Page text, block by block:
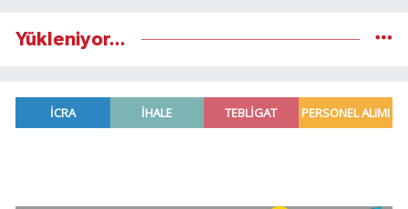
Yükleniyor...